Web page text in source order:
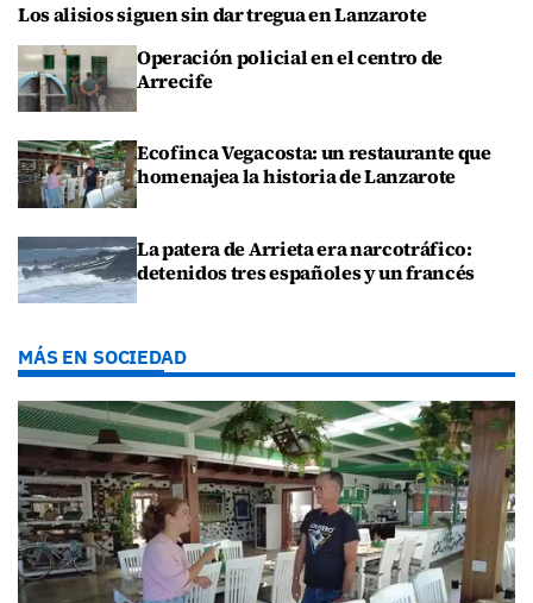
Los alisios siguen sin dar tregua en Lanzarote
Operación policial en el centro de
Arrecife
Ecofinca Vegacosta: un restaurante que
homenajea la historia de Lanzarote
La patera de Arrieta era narcotráfico:
detenidos tres españoles y un francés
MÁS EN SOCIEDAD